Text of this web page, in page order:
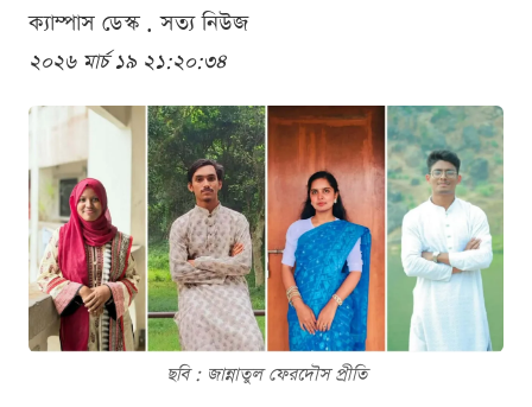
ক্যাম্পাস ডেস্ক . সত্য নিউজ
২০২৬ মার্চ ১৯ ২১:২০:৩৪
ছবি : জান্নাতুল ফেরদৌস প্রীতি